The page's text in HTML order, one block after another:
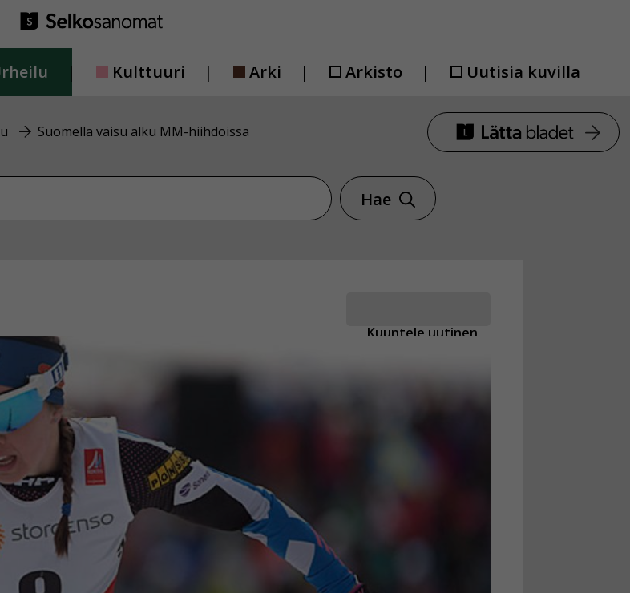
Kulttuuri Arki Arkisto Uutisia kuvilla
Suomella vaisu alku MM-hiihdoissa
Hae
Kuuntele uutinen